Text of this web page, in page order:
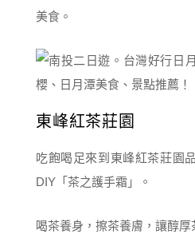
美食。
東峰紅茶莊園
吃飽喝足來到東峰紅茶莊園
DIY「茶之護手霜」。
喝茶養身，擦茶養膚，讓醇厚